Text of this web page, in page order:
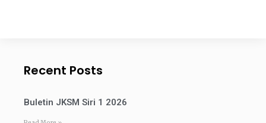
Recent Posts
Buletin JKSM Siri 1 2026